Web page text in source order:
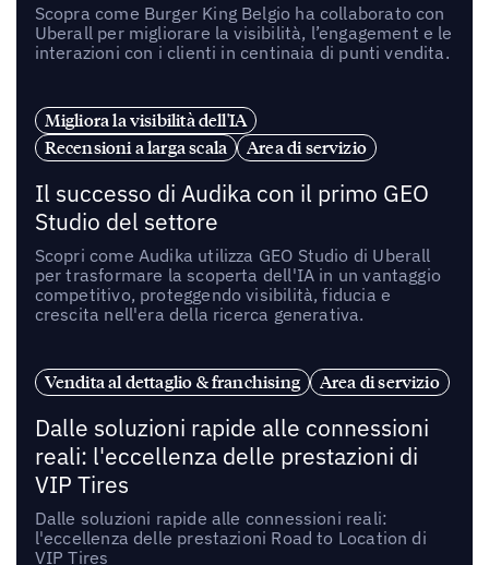
Scopra come Burger King Belgio ha collaborato con
Uberall per migliorare la visibilità, l’engagement e le
interazioni con i clienti in centinaia di punti vendita.
Migliora la visibilità dell'IA
Recensioni a larga scala
Area di servizio
Il successo di Audika con il primo GEO
Studio del settore
Scopri come Audika utilizza GEO Studio di Uberall
per trasformare la scoperta dell'IA in un vantaggio
competitivo, proteggendo visibilità, fiducia e
crescita nell'era della ricerca generativa.
Vendita al dettaglio & franchising Area di servizio
Dalle soluzioni rapide alle connessioni
reali: l'eccellenza delle prestazioni di
VIP Tires
Dalle soluzioni rapide alle connessioni reali:
l'eccellenza delle prestazioni Road to Location di
VIP Tires